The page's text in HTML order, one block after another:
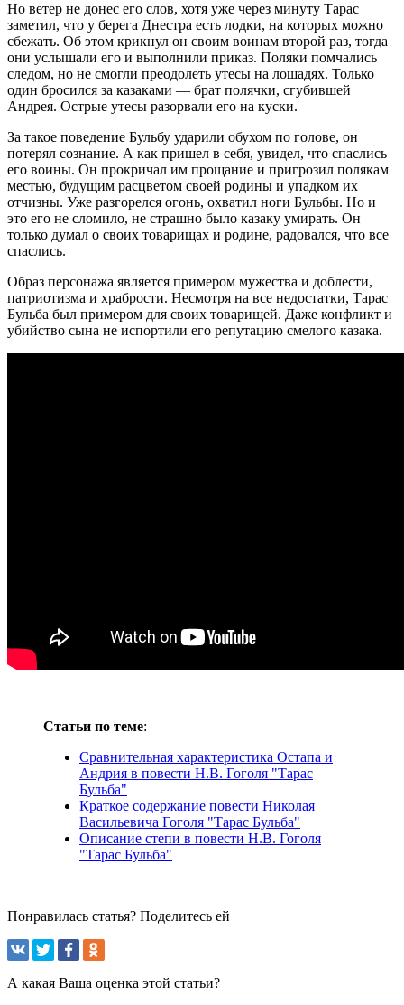
Но ветер не донес его слов, хотя уже через минуту Тарас
заметил, что у берега Днестра есть лодки, на которых можно
сбежать. Об этом крикнул он своим воинам второй раз, тогда
они услышали его и выполнили приказ. Поляки помчались
следом, но не смогли преодолеть утесы на лошадях. Только
один бросился за казаками — брат полячки, сгубившей
Андрея. Острые утесы разорвали его на куски.
За такое поведение Бульбу ударили обухом по голове, он
потерял сознание. А как пришел в себя, увидел, что спаслись
его воины. Он прокричал им прощание и пригрозил полякам
местью, будущим расцветом своей родины и упадком их
отчизны. Уже разгорелся огонь, охватил ноги Бульбы. Но и
это его не сломило, не страшно было казаку умирать. Он
только думал о своих товарищах и родине, радовался, что все
спаслись.
Образ персонажа является примером мужества и доблести,
патриотизма и храбрости. Несмотря на все недостатки, Тарас
Бульба был примером для своих товарищей. Даже конфликт и
убийство сына не испортили его репутацию смелого казака.
Статьи по теме:
Сравнительная характеристика Остапа и
Андрия в повести Н.В. Гоголя "Тарас
Бульба"
Краткое содержание повести Николая
Васильевича Гоголя "Тарас Бульба"
Описание степи в повести Н.В. Гоголя
"Тарас Бульба"
Понравилась статья? Поделитесь ей
А какая Ваша оценка этой статьи?